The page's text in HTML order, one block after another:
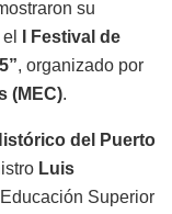
su
I Festival de
, organizado por
(MEC).
del Puerto
Luis
Superior